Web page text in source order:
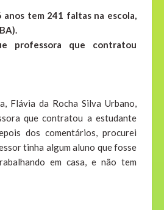
tem 241 faltas na escola,
professora que contratou
Flávia da Rocha Silva Urbano,
que contratou a estudante
dos comentários, procurei
tinha algum aluno que fosse
em casa, e não tem